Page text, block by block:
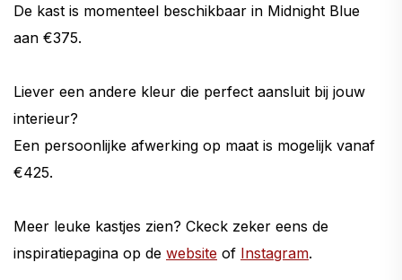
De kast is momenteel beschikbaar in Midnight Blue
aan €375.
Liever een andere kleur die perfect aansluit bij jouw
interieur?
Een persoonlijke afwerking op maat is mogelijk vanaf
€425.
Meer leuke kastjes zien? Ckeck zeker eens de
inspiratiepagina op de website of Instagram.